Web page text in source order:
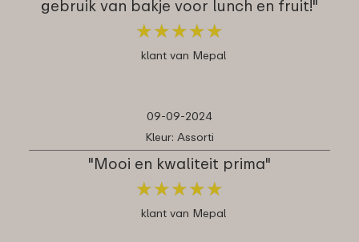
gebruik van bakje voor lunch en fruit!"
★★★★★
★★★★★
klant van Mepal
09-09-2024
Kleur: Assorti
"Mooi en kwaliteit prima"
★★★★★
★★★★★
klant van Mepal